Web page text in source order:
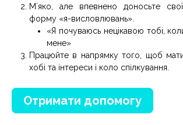
Мʼяко, але впевнено доносьте
форму «я-висловлювань».
«Я почуваюсь нецікавою тобі,
мене»
Працюйте в напрямку того, щоб мати
хобі та інтереси і коло спілкування.
Отримати допомогу